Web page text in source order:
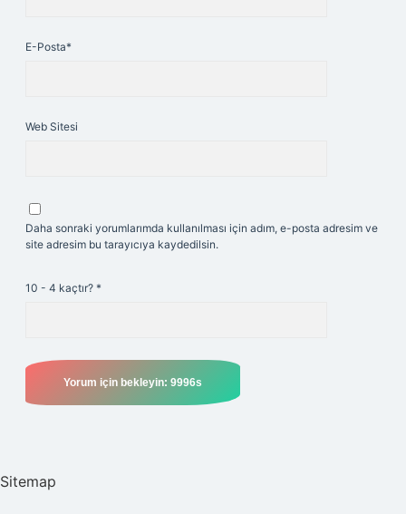
E-Posta*
Web Sitesi
Daha sonraki yorumlarımda kullanılması için adım, e-posta adresim ve
site adresim bu tarayıcıya kaydedilsin.
10 - 4 kaçtır? *
Sitemap